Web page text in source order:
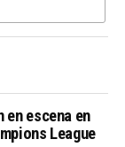
en escena en
League